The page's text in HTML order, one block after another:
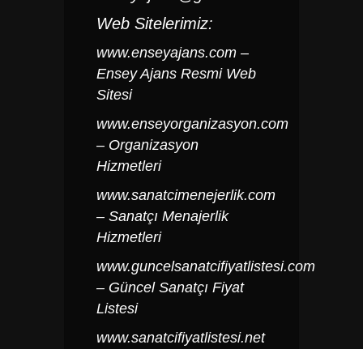
Web Sitelerimiz:
www.enseyajans.com –
Ensey Ajans Resmi Web
Sitesi
www.enseyorganizasyon.com
– Organizasyon
Hizmetleri
www.sanatcimenejerlik.com
– Sanatçı Menajerlik
Hizmetleri
www.guncelsanatcifiyatlistesi.com
– Güncel Sanatçı Fiyat
Listesi
www.sanatcifiyatlistesi.net